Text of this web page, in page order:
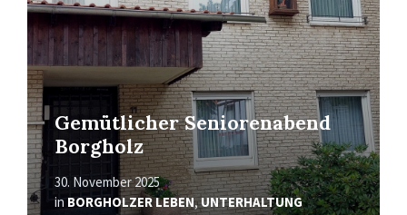
Gemütlicher Seniorenabend
Borgholz
30. November 2025
in BORGHOLZER LEBEN,UNTERHALTUNG